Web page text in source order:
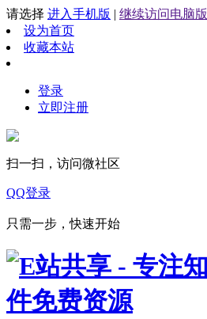
请选择 进入手机版 | 继续访问电脑版
设为首页
收藏本站
登录
立即注册
扫一扫，访问微社区
QQ登录
只需一步，快速开始